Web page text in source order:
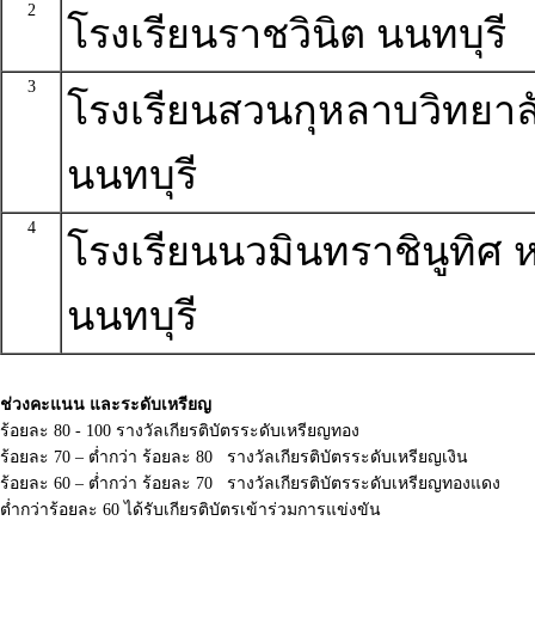
2
โรงเรียนราชวินิต นนทบุรี
3
โรงเรียนสวนกุหลาบวิทยา
นนทบุรี
4
โรงเรียนนวมินทราชินูทิศ
นนทบุรี
ช่วงคะแนน และระดับเหรียญ
ร้อยละ 80 - 100 รางวัลเกียรติบัตรระดับเหรียญทอง
ร้อยละ 70 – ต่ำกว่า ร้อยละ 80 รางวัลเกียรติบัตรระดับเหรียญเงิน
ร้อยละ 60 – ต่ำกว่า ร้อยละ 70 รางวัลเกียรติบัตรระดับเหรียญทองแดง
ต่ำกว่าร้อยละ 60 ได้รับเกียรติบัตรเข้าร่วมการแข่งขัน